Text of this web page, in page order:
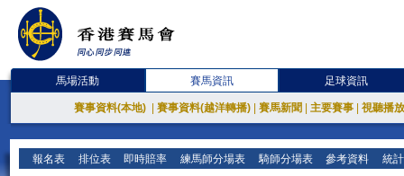
馬場活動 賽馬資訊 足球資訊
賽事資料(本地) 賽事資料(越洋轉播) 賽馬新聞 主要賽事 視聽播
報名表 排位表 即時賠率 練馬師分場表 騎師分場表 參考資料 統